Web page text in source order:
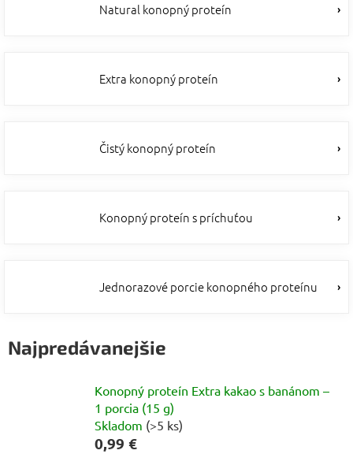
Natural konopný proteín
Extra konopný proteín
Čistý konopný proteín
Konopný proteín s príchuťou
Jednorazové porcie konopného proteínu
Najpredávanejšie
Konopný proteín Extra kakao s banánom –
1 porcia (15 g)
Skladom (>5 ks)
0,99 €